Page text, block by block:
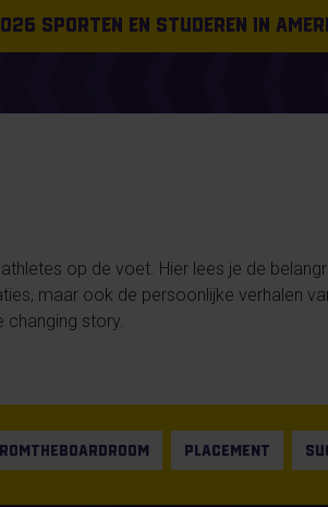
sporten en studeren in
op de voet. Hier lees je de
maar ook de persoonlijke verhalen
changing story.
PLACEMENT